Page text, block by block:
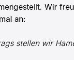
Wir
an:
stellen wir